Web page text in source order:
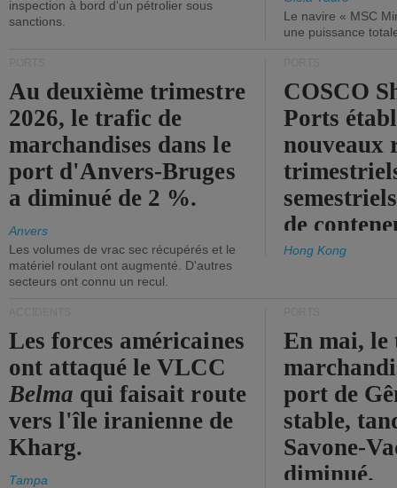
inspection à bord d'un pétrolier sous
sanctions.
Le navire « MSC
une puissance
Au deuxième trimestre
2026, le trafic de
marchandises dans le
port d'Anvers-Bruges
a diminué de 2 %.
Anvers
Les volumes de vrac sec récupérés et le
matériel roulant ont augmenté. D'autres
secteurs ont connu un recul.
COSCO
Ports
nouveaux
de
Hong Kong
Les forces américaines
ont attaqué le VLCC
Belma qui faisait route
vers l'île iranienne de
Kharg.
Tampa
En mai, le
port de
stable,
Savone-
diminué.